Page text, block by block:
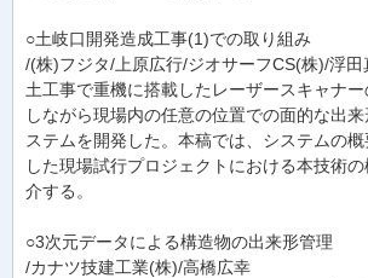
○土岐口開発造成工事(1)での取り組み
/(株)フジタ/上原広行/ジオサーフCS(株)/浮田
土工事で重機に搭載したレーザースキャナ
しながら現場内の任意の位置での面的な出
ステムを開発した。本稿では、システムの
した現場試行プロジェクトにおける本技術
介する。
○3次元データによる構造物の出来形管理
/カナツ技建工業(株)/高橋広幸